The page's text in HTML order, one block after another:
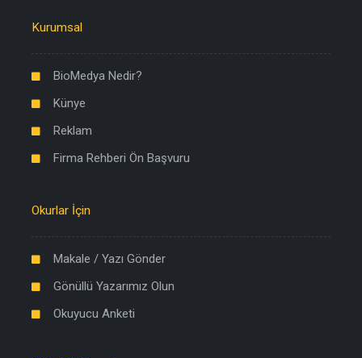
Kurumsal
BioMedya Nedir?
Künye
Reklam
Firma Rehberi Ön Başvuru
Okurlar İçin
Makale / Yazı Gönder
Gönüllü Yazarımız Olun
Okuyucu Anketi